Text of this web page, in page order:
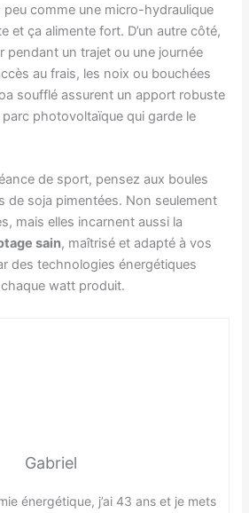
comme une micro-hydraulique
et ça alimente fort. D’un autre côté,
pendant un trajet ou une journée
au frais, les noix ou bouchées
soufflé assurent un apport robuste
photovoltaïque qui garde le
de sport, pensez aux boules
de soja pimentées. Non seulement
mais elles incarnent aussi la
sain, maîtrisé et adapté à vos
des technologies énergétiques
watt produit.
Gabriel
énergétique, j’ai 43 ans et je mets